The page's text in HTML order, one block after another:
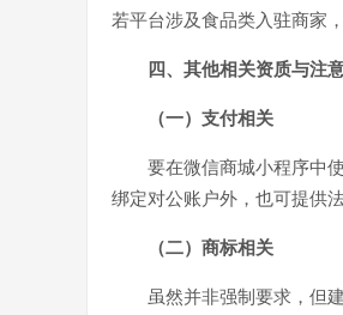
若平台涉及食品类入驻商家
四、其他相关资质与注
（一）支付相关
要在微信商城小程序中
绑定对公账户外，也可提供
（二）商标相关
虽然并非强制要求，但